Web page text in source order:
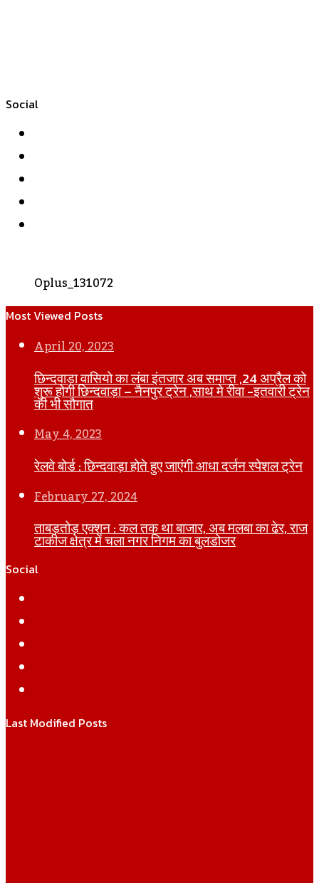
Social
Oplus_131072
Most Viewed Posts
April 20, 2023
छिन्दवाड़ा वासियो का लंबा इंतजार अब समाप्त ,24 अप्रैल को
शुरू होगी छिन्दवाड़ा – नैनपुर ट्रेन ,साथ मे रीवा -इतवारी ट्रेन
की भी सौगात
May 4, 2023
रेलवे बोर्ड : छिन्दवाड़ा होते हुए जाएंगी आधा दर्जन स्पेशल ट्रेन
February 27, 2024
ताबड़तोड़ एक्शन : कल तक था बाजार, अब मलबा का ढेर, राज
टाकीज क्षेत्र में चला नगर निगम का बुलडोजर
Social
Last Modified Posts